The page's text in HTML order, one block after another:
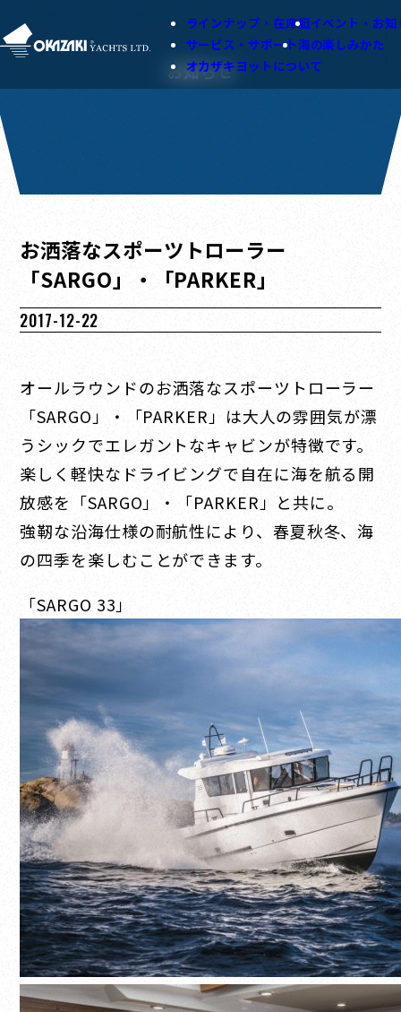
ラインナップ・在庫艇イベント・お知
サービス・サポート海の楽しみかた
オカザキヨットについて
お知らせ
お洒落なスポーツトローラー
「SARGO」・「PARKER」
2017-12-22
オールラウンドのお洒落なスポーツトローラー
「SARGO」・「PARKER」は大人の雰囲気が漂
うシックでエレガントなキャビンが特徴です。
楽しく軽快なドライビングで自在に海を航る開
放感を「SARGO」・「PARKER」と共に。
強靭な沿海仕様の耐航性により、春夏秋冬、海
の四季を楽しむことができます。
「SARGO 33」